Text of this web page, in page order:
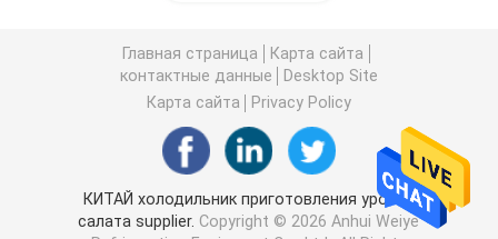
Главная страница
Карта сайта
контактные данные
Desktop Site
Карта сайта
Privacy Policy
КИТАЙ холодильник приготовления уроков
салата supplier. Copyright © 2026 Anhui Weiye